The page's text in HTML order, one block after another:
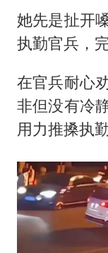
她先是扯开
执勤官兵，
在官兵耐心
非但没有冷
用力推搡执